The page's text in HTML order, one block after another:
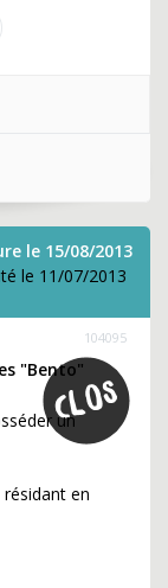
le 15/08/2013
le 11/07/2013
104095
"Bento"
un
en